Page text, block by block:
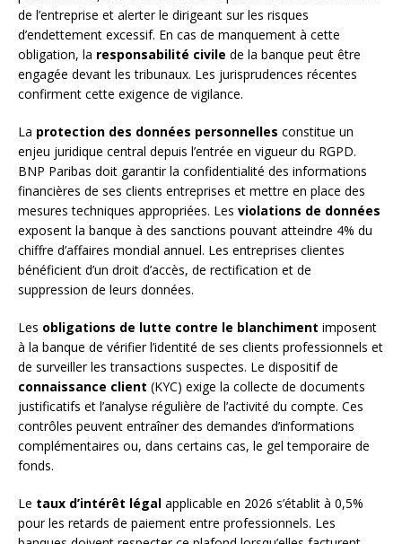
de l’entreprise et alerter le dirigeant sur les risques
d’endettement excessif. En cas de manquement à cette
obligation, la responsabilité civile de la banque peut être
engagée devant les tribunaux. Les jurisprudences récentes
confirment cette exigence de vigilance.
La protection des données personnelles constitue un
enjeu juridique central depuis l’entrée en vigueur du RGPD.
BNP Paribas doit garantir la confidentialité des informations
financières de ses clients entreprises et mettre en place des
mesures techniques appropriées. Les violations de données
exposent la banque à des sanctions pouvant atteindre 4% du
chiffre d’affaires mondial annuel. Les entreprises clientes
bénéficient d’un droit d’accès, de rectification et de
suppression de leurs données.
Les obligations de lutte contre le blanchiment imposent
à la banque de vérifier l’identité de ses clients professionnels et
de surveiller les transactions suspectes. Le dispositif de
connaissance client (KYC) exige la collecte de documents
justificatifs et l’analyse régulière de l’activité du compte. Ces
contrôles peuvent entraîner des demandes d’informations
complémentaires ou, dans certains cas, le gel temporaire de
fonds.
Le taux d’intérêt légal applicable en 2026 s’établit à 0,5%
pour les retards de paiement entre professionnels. Les